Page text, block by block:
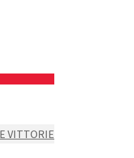
VITTORIE